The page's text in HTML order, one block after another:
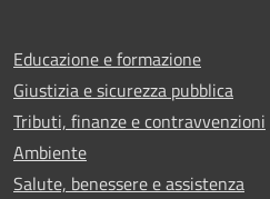
Educazione e formazione
Giustizia e sicurezza pubblica
Tributi, finanze e contravvenzioni
Ambiente
Salute, benessere e assistenza